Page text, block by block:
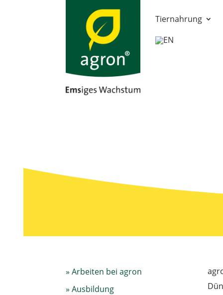
Tiernahrung
Arbeiten bei agron
Ausbildung